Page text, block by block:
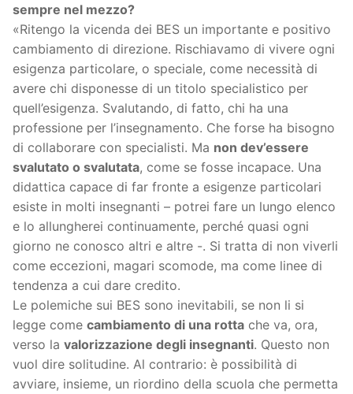
sempre nel mezzo?
«Ritengo la vicenda dei BES un importante e positivo
cambiamento di direzione. Rischiavamo di vivere ogni
esigenza particolare, o speciale, come necessità di
avere chi disponesse di un titolo specialistico per
quell’esigenza. Svalutando, di fatto, chi ha una
professione per l’insegnamento. Che forse ha bisogno
di collaborare con specialisti. Ma non dev’essere
svalutato o svalutata, come se fosse incapace. Una
didattica capace di far fronte a esigenze particolari
esiste in molti insegnanti – potrei fare un lungo elenco
e lo allungherei continuamente, perché quasi ogni
giorno ne conosco altri e altre -. Si tratta di non viverli
come eccezioni, magari scomode, ma come linee di
tendenza a cui dare credito.
Le polemiche sui BES sono inevitabili, se non li si
legge come cambiamento di una rotta che va, ora,
verso la valorizzazione degli insegnanti. Questo non
vuol dire solitudine. Al contrario: è possibilità di
avviare, insieme, un riordino della scuola che permetta